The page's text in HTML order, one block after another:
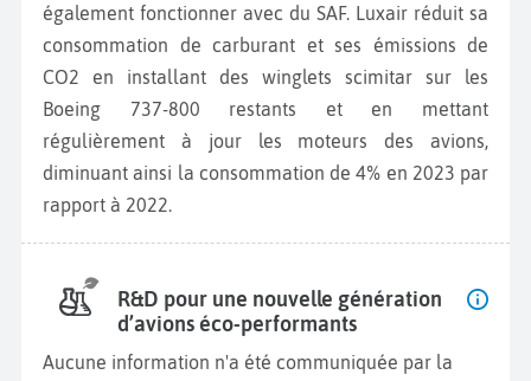
également fonctionner avec du SAF. Luxair réduit sa
consommation de carburant et ses émissions de
CO2 en installant des winglets scimitar sur les
Boeing 737-800 restants et en mettant
régulièrement à jour les moteurs des avions,
diminuant ainsi la consommation de 4% en 2023 par
rapport à 2022.
R&D pour une nouvelle génération
d’avions éco-performants
Aucune information n'a été communiquée par la